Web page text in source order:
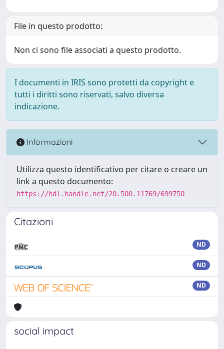
File in questo prodotto:
Non ci sono file associati a questo prodotto.
I documenti in IRIS sono protetti da copyright e
tutti i diritti sono riservati, salvo diversa
indicazione.
Informazioni
Utilizza questo identificativo per citare o creare un
link a questo documento:
https://hdl.handle.net/20.500.11769/699750
Citazioni
ND
ND
ND
social impact